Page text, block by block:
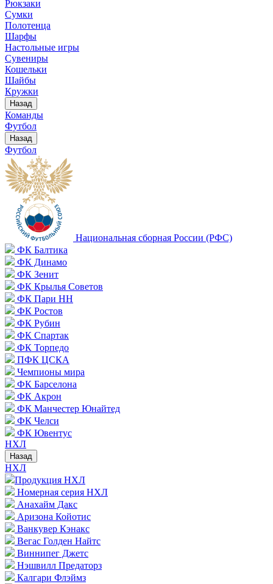
Рюкзаки
Сумки
Полотенца
Шарфы
Настольные игры
Сувениры
Кошельки
Шайбы
Кружки
Назад
Команды
Футбол
Назад
Футбол
Национальная сборная России (РФС)
ФК Балтика
ФК Динамо
ФК Зенит
ФК Крылья Советов
ФК Пари НН
ФК Ростов
ФК Рубин
ФК Спартак
ФК Торпедо
ПФК ЦСКА
Чемпионы мира
ФК Барселона
ФК Акрон
ФК Манчестер Юнайтед
ФК Челси
ФК Ювентус
НХЛ
Назад
НХЛ
Продукция НХЛ
Номерная серия НХЛ
Анахайм Дакс
Аризона Койотис
Ванкувер Кэнакс
Вегас Голден Найтс
Виннипег Джетс
Нэшвилл Предаторз
Калгари Флэймз